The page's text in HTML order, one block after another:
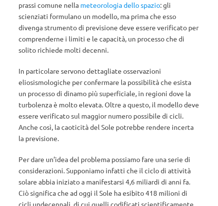
prassi comune nella meteorologia dello spazio: gli
scienziati formulano un modello, ma prima che esso
divenga strumento di previsione deve essere verificato per
comprenderne i limiti e le capacità, un processo che di
solito richiede molti decenni.
In particolare servono dettagliate osservazioni
eliosismologiche per confermare la possibilità che esista
un processo di dinamo più superficiale, in regioni dove la
turbolenza è molto elevata. Oltre a questo, il modello deve
essere verificato sul maggior numero possibile di cicli.
Anche così, la caoticità del Sole potrebbe rendere incerta
la previsione.
Per dare un’idea del problema possiamo fare una serie di
considerazioni. Supponiamo infatti che il ciclo di attività
solare abbia iniziato a manifestarsi 4,6 miliardi di anni fa.
Ciò significa che ad oggi il Sole ha esibito 418 milioni di
cicli undecennali, di cui quelli codificati scientificamente